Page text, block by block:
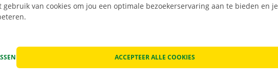
gebruik van cookies om jou een optimale bezoekerservaring aan te bieden en je
ACCEPTEER ALLE COOKIES